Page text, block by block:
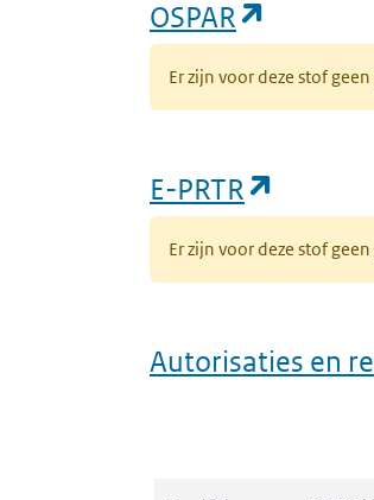
OSPAR
Er zijn voor deze stof
E-PRTR
Er zijn voor deze stof
Autorisaties en